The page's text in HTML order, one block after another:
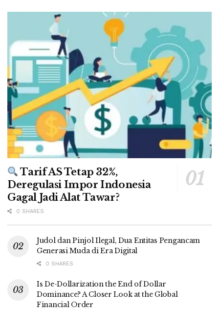
Tarif AS Tetap 32%,
Deregulasi Impor Indonesia
Gagal Jadi Alat Tawar?
0 SHARES
Judol dan Pinjol Ilegal, Dua Entitas Pengancam
Generasi Muda di Era Digital
0 SHARES
Is De-Dollarization the End of Dollar
Dominance? A Closer Look at the Global
Financial Order